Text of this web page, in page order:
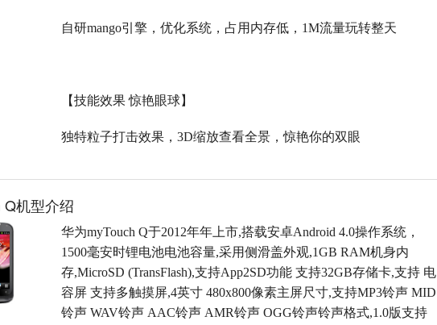
自研mango引擎，优化系统，占用内存低， 1M流量玩转整天
【技能效果 惊艳眼球】
独特粒子打击效果，3D缩放查看全景，惊艳你的双眼
Q机型介绍
华为myTouch Q于2012年年上市,搭载安卓Android 4.0操作系统，
1500毫安时锂电池电池容量,采用侧滑盖外观,1GB RAM机身内
存,MicroSD (TransFlash),支持App2SD功能 支持32GB存储卡,支持 电
容屏 支持多触摸屏,4英寸 480x800像素主屏尺寸,支持MP3铃声 MID
铃声 WAV铃声 AAC铃声 AMR铃声 OGG铃声铃声格式,1.0版支持